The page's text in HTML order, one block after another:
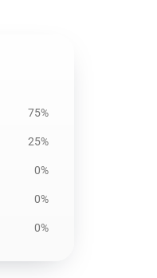
75%
25%
0%
0%
0%